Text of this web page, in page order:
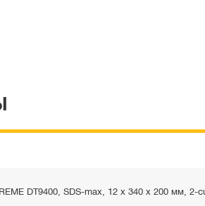
DT9400, SDS-max, 12 x 340 x 200 мм, 2-